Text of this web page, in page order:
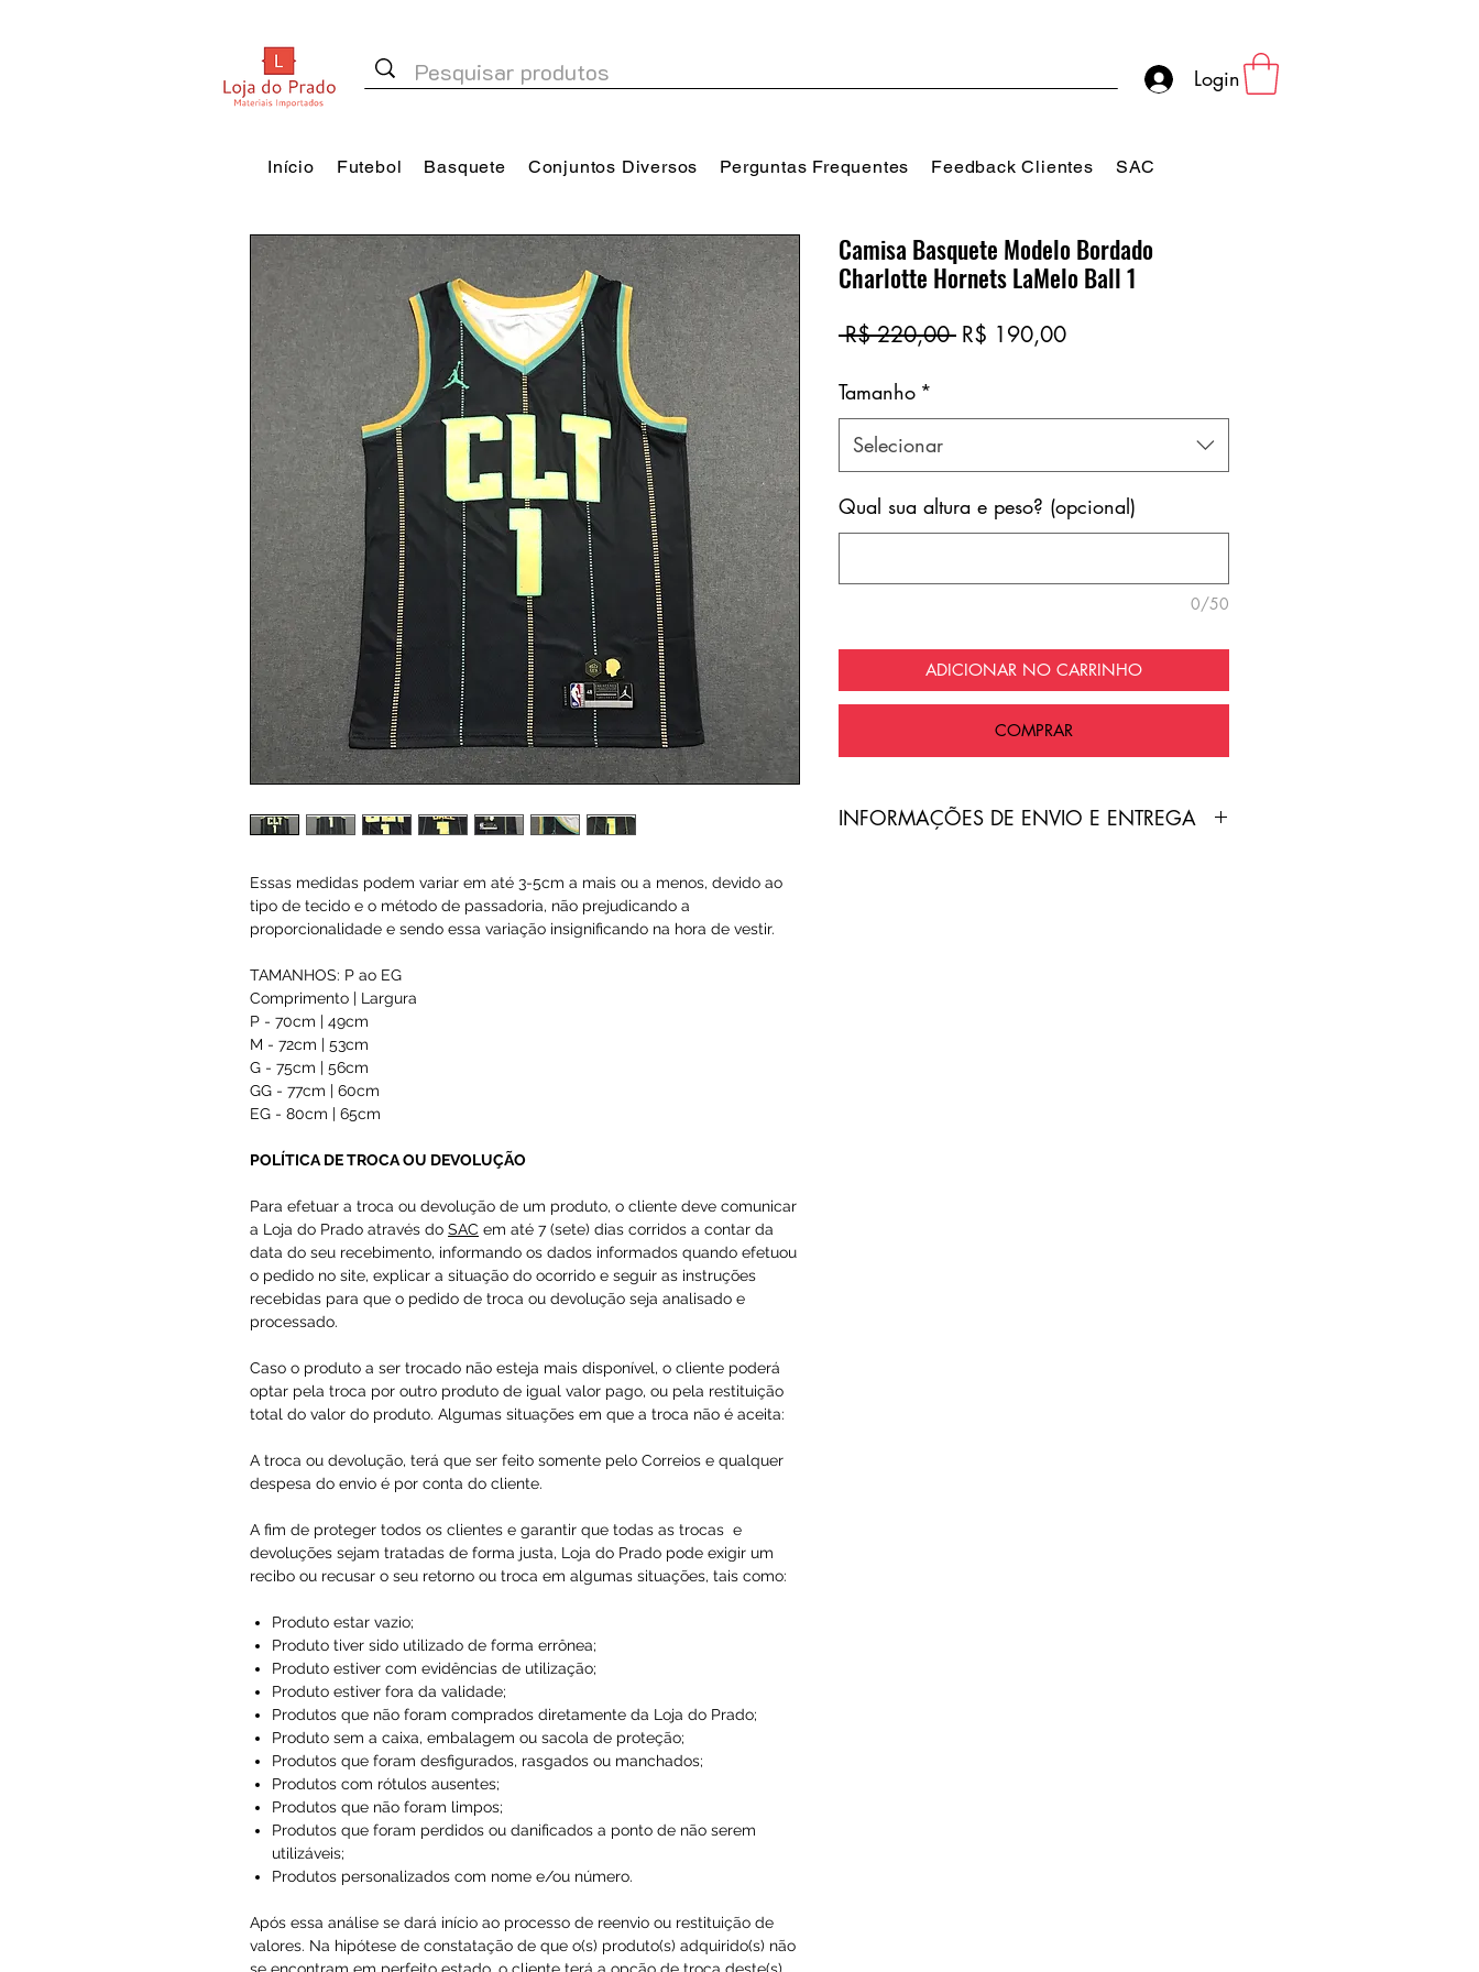
Login
Início Futebol Basquete Conjuntos Diversos Perguntas Frequentes Feedback Clientes SAC
Essas medidas podem variar em até 3-5cm a mais ou a menos, devido ao
tipo de tecido e o método de passadoria, não prejudicando a
proporcionalidade e sendo essa variação insignificando na hora de vestir.
TAMANHOS: P ao EG
Comprimento | Largura
P - 70cm | 49cm
M - 72cm | 53cm
G - 75cm | 56cm
GG - 77cm | 60cm
EG - 80cm | 65cm
POLÍTICA DE TROCA OU DEVOLUÇÃO
Para efetuar a troca ou devolução de um produto, o cliente deve comunicar
a Loja do Prado através do SAC em até 7 (sete) dias corridos a contar da
data do seu recebimento, informando os dados informados quando efetuou
o pedido no site, explicar a situação do ocorrido e seguir as instruções
recebidas para que o pedido de troca ou devolução seja analisado e
processado.
Caso o produto a ser trocado não esteja mais disponível, o cliente poderá
optar pela troca por outro produto de igual valor pago, ou pela restituição
total do valor do produto. Algumas situações em que a troca não é aceita:
A troca ou devolução, terá que ser feito somente pelo Correios e qualquer
despesa do envio é por conta do cliente.
A fim de proteger todos os clientes e garantir que todas as trocas e
devoluções sejam tratadas de forma justa, Loja do Prado pode exigir um
recibo ou recusar o seu retorno ou troca em algumas situações, tais como:
Produto estar vazio;
Produto tiver sido utilizado de forma errônea;
Produto estiver com evidências de utilização;
Produto estiver fora da validade;
Produtos que não foram comprados diretamente da Loja do Prado;
Produto sem a caixa, embalagem ou sacola de proteção;
Produtos que foram desfigurados, rasgados ou manchados;
Produtos com rótulos ausentes;
Produtos que não foram limpos;
Produtos que foram perdidos ou danificados a ponto de não serem
utilizáveis;
Produtos personalizados com nome e/ou número.
Após essa análise se dará início ao processo de reenvio ou restituição de
valores. Na hipótese de constatação de que o(s) produto(s) adquirido(s) não
Camisa Basquete Modelo Bordado
Charlotte Hornets LaMelo Ball 1
R$ 220,00 Preço
R$ 190,00Preço
Tamanho *
Selecionar
Qual sua altura e peso? (opcional)
0/50
ADICIONAR NO CARRINHO
COMPRAR
​INFORMAÇÕES DE ENVIO E ENTREGA